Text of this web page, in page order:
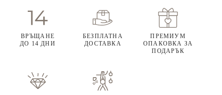
ВРЪЩАНЕ
ДО 14 ДНИ
БЕЗПЛАТНА
ДОСТАВКА
ПРЕМИУМ
ОПАКОВКА ЗА
ПОДАРЪК